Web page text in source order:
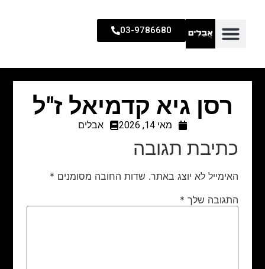
03-9786680
רסן גיא קדמיאל ז"ל
מאי 14, 2026 אבלים
כתיבת תגובה
האימייל לא יוצג באתר. שדות החובה מסומנים *
התגובה שלך *